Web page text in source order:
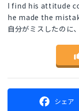
I find his attitude
he made the
自分がミスしたのに
シェア